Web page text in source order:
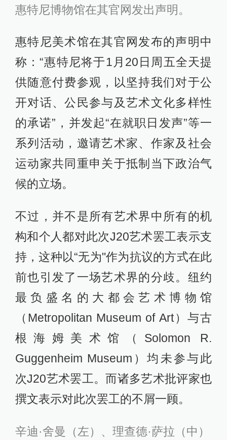
惠特尼博物馆在其官网发出声明。
惠特尼美术馆在其官网发布的声明中
称：“惠特尼将于1月20日周五全天提
供随意付费参观，以坚持我们对于公
开对话、公民参与及艺术文化多样性
的承诺”，并发起“在就职日发声”等一
系列活动，邀请艺术家、作家及社会
运动家共同重申关于抵制当下政治气
候的立场。
不过，并不是所有艺术界中所有的机
构和个人都对此次J20艺术罢工表示支
持，这种以“无为"作为抗议的方式在此
前也引发了一场艺术界的分歧。纽约
最负盛名的大都会艺术博物馆
（Metropolitan Museum of Art）与古
根海姆美术馆（Solomon R.
Guggenheim Museum）均未参与此
次J20艺术罢工。而诸多艺术批评家也
撰文表示对此次罢工的不屑一顾。
辛迪·舍曼（左）、理查德·萨拉（中）